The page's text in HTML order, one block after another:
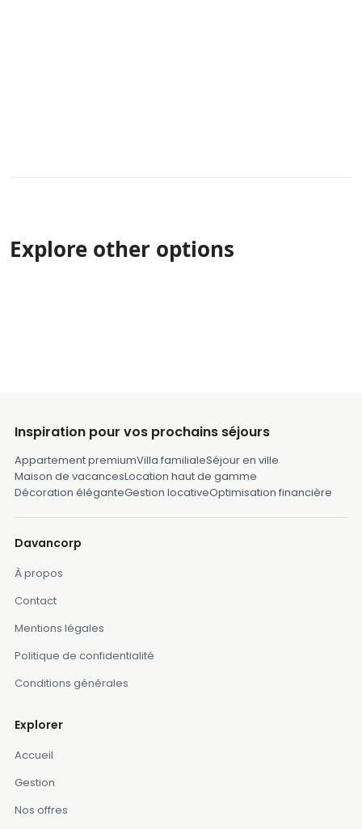
Explore other options
Inspiration pour vos prochains séjours
Appartement premiumVilla familialeSéjour en ville
Maison de vacancesLocation haut de gamme
Décoration éléganteGestion locativeOptimisation financière
Davancorp
À propos
Contact
Mentions légales
Politique de confidentialité
Conditions générales
Explorer
Accueil
Gestion
Nos offres